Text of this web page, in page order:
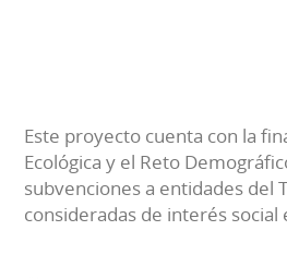
Este proyecto cuenta con la
Ecológica y el Reto
subvenciones a entidades del
consideradas de interés